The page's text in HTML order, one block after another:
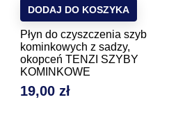
Płyn do czyszczenia szyb
kominkowych z sadzy,
okopceń TENZI SZYBY
KOMINKOWE
Cena
19,00 zł
DODAJ DO KOSZYKA